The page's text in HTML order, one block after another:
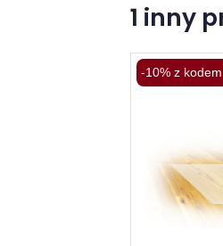
1 inny
-10% z